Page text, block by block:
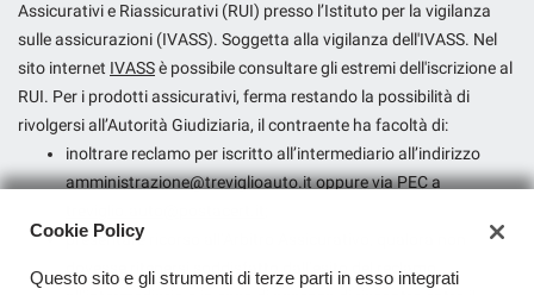
Assicurativi e Riassicurativi (RUI) presso l’Istituto per la vigilanza
sulle assicurazioni (IVASS). Soggetta alla vigilanza dell'IVASS. Nel
sito internet IVASSè possibile consultare gli estremi dell'iscrizione al
RUI. Per i prodotti assicurativi, ferma restando la possibilità di
rivolgersi all’Autorità Giudiziaria, il contraente ha facoltà di:
inoltrare reclamo per iscritto all’intermediario all’indirizzo
amministrazione@treviglioauto.itoppure via PEC a
presentare ricorso all’Arbitro Assicurativo, qualora non
dovesse ritenersi soddisfatto dall’esito del reclamo
Cookie Policy
Questo sito e gli strumenti di terze parti in esso integrati